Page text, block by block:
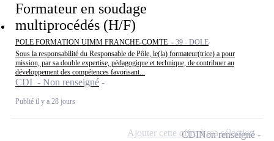
Formateur en soudage
multiprocédés (H/F)
POLE FORMATION UIMM FRANCHE-COMTE - 39 - DOLE
Sous la responsabilité du Responsable de Pôle, le(la) formateur(trice) a pour
mission, par sa double expertise, pédagogique et technique, de contribuer au
développement des compétences favorisant...
CDI - Non renseigné
Publié il y a 28 jours
CDINon renseigné
Ajouter cette offre à ma sélection